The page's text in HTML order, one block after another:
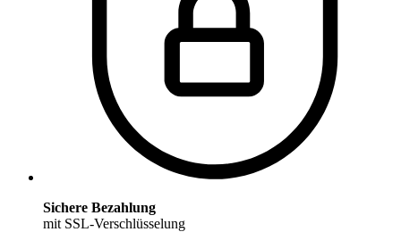
Sichere Bezahlung
mit SSL-Verschlüsselung